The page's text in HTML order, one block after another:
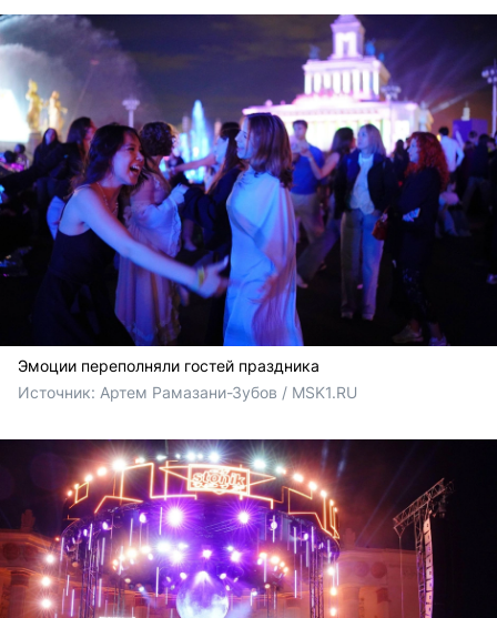
Эмоции переполняли гостей праздника
Источник: Артем Рамазани-Зубов / MSK1.RU